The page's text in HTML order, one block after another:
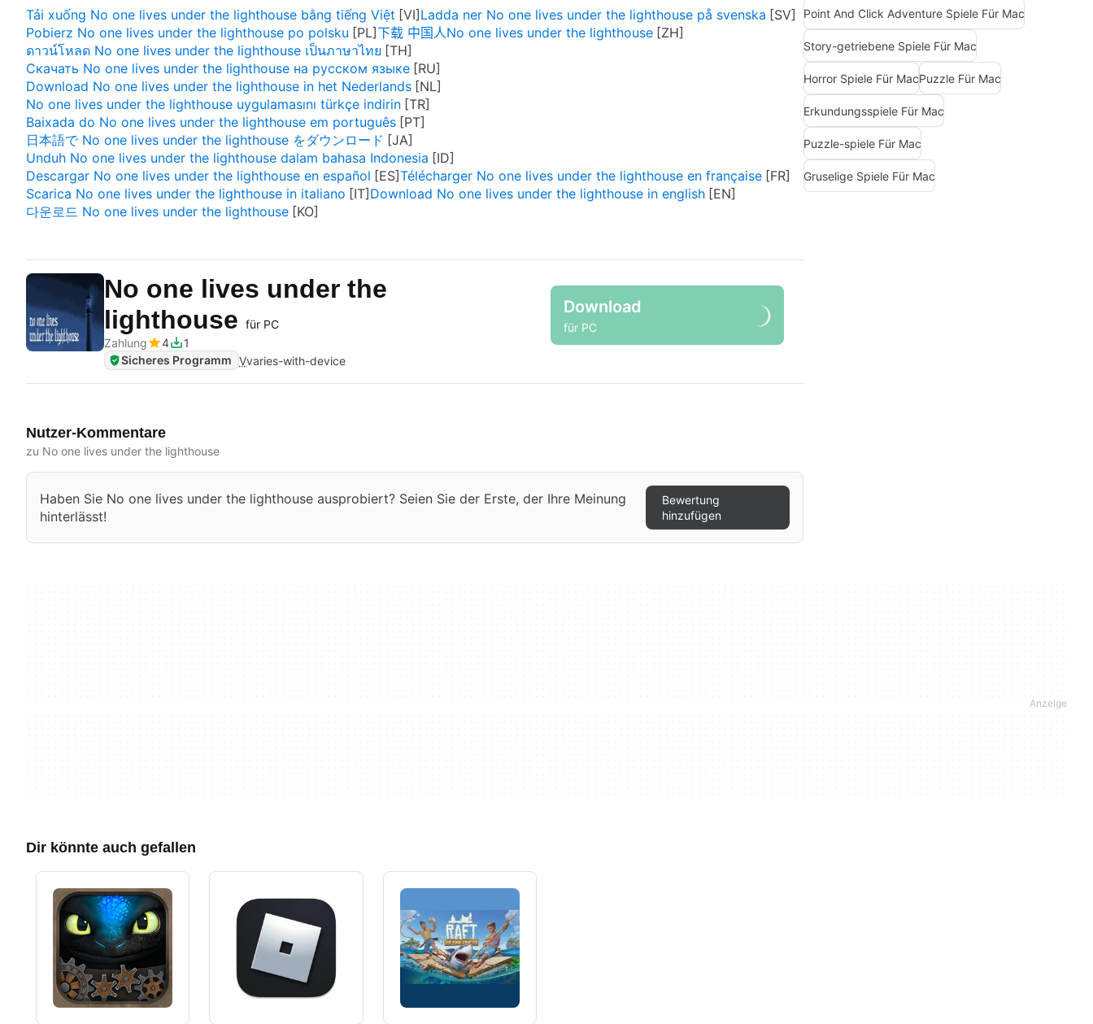
Tải xuống No one lives under the lighthouse bằng tiếng Việt
Ladda ner No one lives under the lighthouse på svenska
Pobierz No one lives under the lighthouse po polsku
下载 中国人No one lives under the lighthouse
ดาวน์โหลด No one lives under the lighthouse เป็นภาษาไทย
Скачать No one lives under the lighthouse на русском языке
Download No one lives under the lighthouse in het Nederlands
No one lives under the lighthouse uygulamasını türkçe indirin
Baixada do No one lives under the lighthouse em português
日本語で No one lives under the lighthouse をダウンロード
Unduh No one lives under the lighthouse dalam bahasa Indonesia
Descargar No one lives under the lighthouse en español
Télécharger No one lives under the lighthouse en française
Scarica No one lives under the lighthouse in italiano
Download No one lives under the lighthouse in english
다운로드 No one lives under the lighthouse
No one lives under the
lighthouse für PC
Zahlung
4
1
Sicheres Programm Vvaries-with-device
Download
für PC
Nutzer-Kommentare
zu No one lives under the lighthouse
Haben Sie No one lives under the lighthouse ausprobiert? Seien Sie der Erste, der Ihre Meinung
hinterlässt!
Bewertung
hinzufügen
Point And Click Adventure Spiele Für Mac
Story-getriebene Spiele Für Mac
Horror Spiele Für MacPuzzle Für Mac
Erkundungsspiele Für Mac
Puzzle-spiele Für Mac
Gruselige Spiele Für Mac
Dir könnte auch gefallen